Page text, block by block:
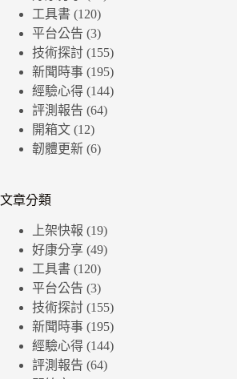
工具書 (120)
平台公告 (3)
技術探討 (155)
新聞時事 (195)
經驗心得 (144)
評測報告 (64)
開箱文 (12)
韌體更新 (6)
文章分類
上架快報 (19)
好康分享 (49)
工具書 (120)
平台公告 (3)
技術探討 (155)
新聞時事 (195)
經驗心得 (144)
評測報告 (64)